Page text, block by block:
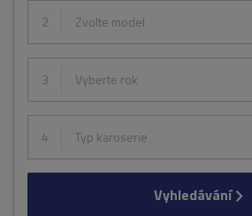
2 Zvolte model
3 Vyberte rok
4 Typ karoserie
Vyhledávání